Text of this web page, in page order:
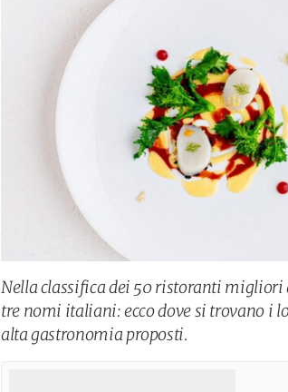
Nella classifica dei 50 ristoranti migliori
tre nomi italiani: ecco dove si trovano i
alta gastronomia proposti.